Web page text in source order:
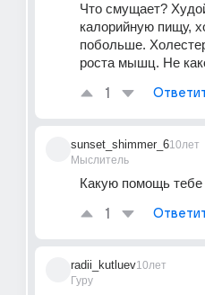
Что смущает?
калорийную пищу,
побольше.
роста мышц. Не
1
sunset_shimmer_6
Мыслитель
10лет
Какую помощь тебе
1
radii_kutluev
Гуру
10лет